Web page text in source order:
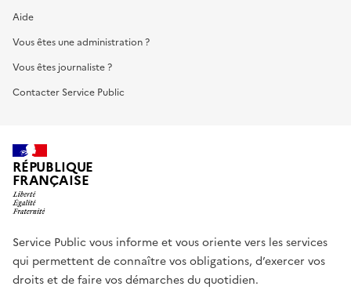
Aide
Vous êtes une administration ?
Vous êtes journaliste ?
Contacter Service Public
RÉPUBLIQUE
FRANÇAISE
Service Public vous informe et vous oriente vers les services
qui permettent de connaître vos obligations, d’exercer vos
droits et de faire vos démarches du quotidien.